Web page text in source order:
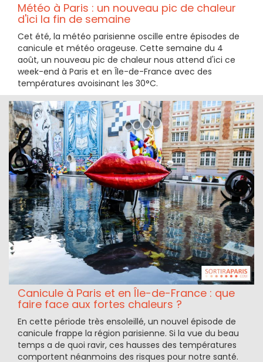
Météo à Paris : un nouveau pic de chaleur
d'ici la fin de semaine
Cet été, la météo parisienne oscille entre épisodes de
canicule et météo orageuse. Cette semaine du 4
août, un nouveau pic de chaleur nous attend d'ici ce
week-end à Paris et en Île-de-France avec des
températures avoisinant les 30°C.
Canicule à Paris et en Île-de-France : que
faire face aux fortes chaleurs ?
En cette période très ensoleillé, un nouvel épisode de
canicule frappe la région parisienne. Si la vue du beau
temps a de quoi ravir, ces hausses des températures
comportent néanmoins des risques pour notre santé.